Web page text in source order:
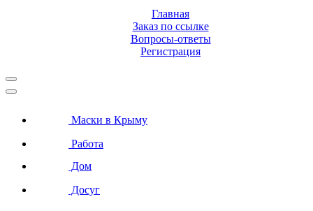
Главная
Заказ по ссылке
Вопросы-ответы
Регистрация
Маски в Крыму
Работа
Дом
Досуг